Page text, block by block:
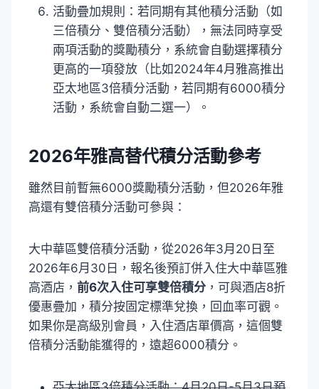
活動疊加規則：若同期有其他積分活動（如
三倍積分、雙倍積分活動），無法同時享受
兩項活動的獎勵積分，系統會自動選擇積分
更高的一項發放（比如2024年4月雅高推出
亞太地區3倍積分活動，若同期有6000積分
活動，系統會自動二選一）。
2026年雅高替代積分活動參考
雖然目前暫無6000獎勵積分活動，但2026年雅
高還有雙倍積分活動可參與：
大中華區雙倍積分活動，從2026年3月20日至
2026年6月30日，報名後預訂併入住大中華區雅
高酒店， 前6次入住可享雙倍積分 ，可與酒店8折
優惠疊加，積分按固定標準兌換，回血率可觀。
如果你是高級別會員，入住酒店單價高，這個雙
倍積分活動能獲得的，遠超6000積分。